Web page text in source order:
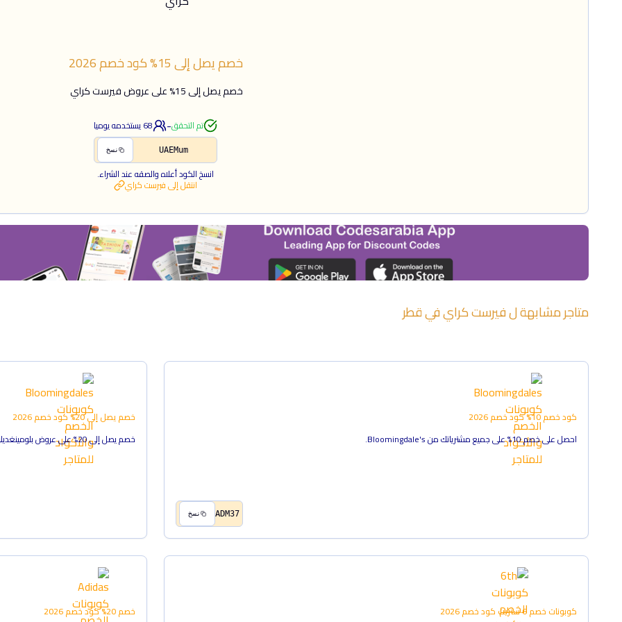
خصم يصل إلى 15% كود خصم2026
خصم يصل إلى 15% على عروض فيرست كراي
تم التحقق-
68يستخدمه يوميا
UAEMum نسخ
انسخ الكود أعلاه والصقه عند الشراء.
انتقل إلىفيرست كراي
متاجر مشابهة لفيرست كرايفيقطر
كود خصم 10% كود خصم2026
احصل على خصم 10% على جميع مشترياتك من Bloomingdale's.
ADM37 نسخ
خصم يصل إلى 20% كود خصم2026
خصم يصل إلى 20% على عروض بلومينغديلز
كوبونات خصم 6 ستريت كود خصم2026
خصم 20% كود خصم2026